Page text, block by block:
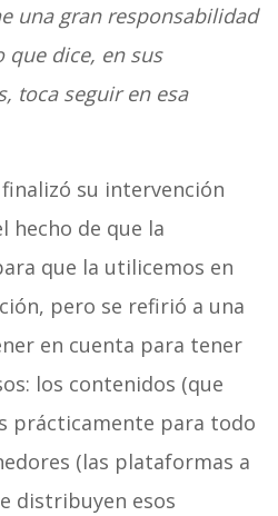
una gran responsabilidad
que dice, en sus
toca seguir en esa
finalizó su intervención
hecho de que la
que la utilicemos en
pero se refirió a una
en cuenta para tener
los contenidos (que
prácticamente para todo
(las plataformas a
distribuyen esos